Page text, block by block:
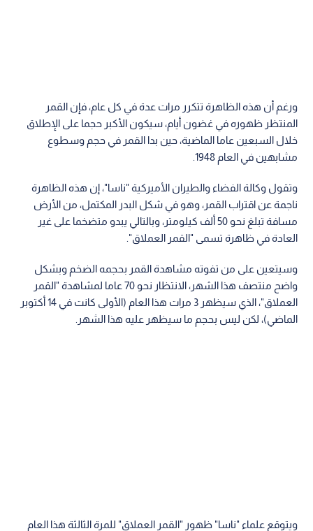
ورغم أن هذه الظاهرة تتكرر مرات عدة في كل عام، فإن القمر
المنتظر ظهوره في غضون أيام، سيكون الأكبر حجما على الإطلاق
خلال السبعين عاما الماضية، حين بدا القمر في حجم وسطوع
مشابهين في العام 1948.
وتقول وكالة الفضاء والطيران الأميركية "ناسا"، إن هذه الظاهرة
ناجمة عن اقتراب القمر، وهو في شكل البدر المكتمل، من الأرض
مسافة تبلغ نحو 50 ألف كيلومتر، وبالتالي يبدو متضخما على غير
العادة في ظاهرة تسمى "القمر العملاق".
وسيتعين على من تفوته مشاهدة القمر بحجمه الضخم وبشكل
واضح منتصف هذا الشهر، الانتظار نحو 70 عاما لمشاهدة "القمر
العملاق"، الذي سيظهر 3 مرات هذا العام (الأولى كانت في 14 أكتوبر
الماضي)، لكن ليس بحجم ما سيظهر عليه هذا الشهر.
ويتوقع علماء "ناسا" ظهور "القمر العملاق" للمرة الثالثة هذا العام